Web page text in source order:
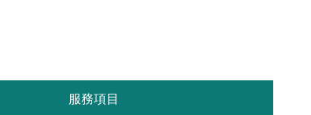
服務項目